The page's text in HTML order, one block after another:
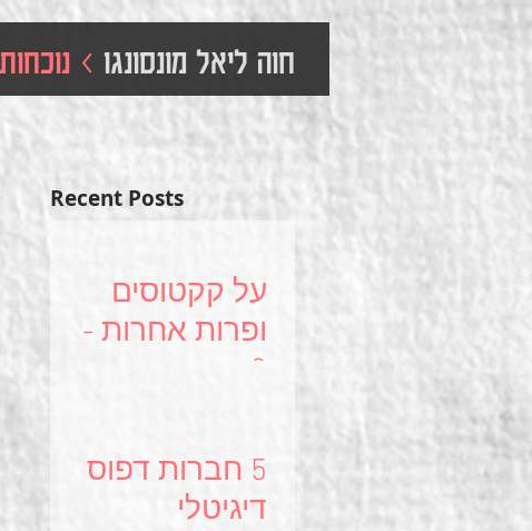
חוה ליאל מונסונגו >
Recent Posts
על קקטוסים
ופרות אחרות -
בשורה ירוקה
5 חברות דפוס
דיגיטלי